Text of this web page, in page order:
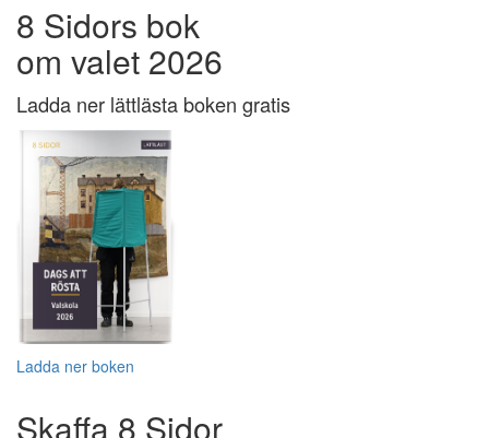
8 Sidors bok
om valet 2026
Ladda ner lättlästa boken gratis
Ladda ner boken
Skaffa 8 Sidor